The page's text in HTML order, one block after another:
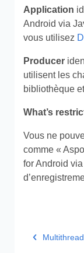
Application
Android via
vous utilisez
Producer
utilisent les
bibliothèque
What’s
Vous ne
comme «
for Android